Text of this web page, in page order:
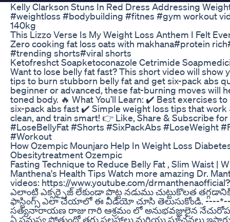
Kelly Clarkson Stuns In Red Dress Addressing
#weightloss #bodybuilding #fitnes #gym workout
140kg
This Lizzo Verse Is My Weight Loss Anthem I Felt
Zero cooking fat loss oats with makhana#protein
#trending shorts#viral shorts
Ketofreshct Soapketoconazole Cetrimide
Want to lose belly fat fast? This short video will show
tips to burn stubborn belly fat and get six-pack abs
beginner or advanced, these fat-burning moves will
toned body. 🔥 What You’ll Learn: ✔️ Best exercises
six-pack abs fast ✔️ Simple weight loss tips that work
clean, and train smart! 👉 Like, Share & Subscribe
#LoseBellyFat #Shorts #SixPackAbs #LoseWeight
#Workout
How Ozempic Mounjaro Help In Weight Loss
Obesitytreatment Ozempic
Fasting Technique to Reduce Belly Fat , Slim Waist |
Manthena's Health Tips Watch more amazing Dr.
videos: https://www.youtube.com/
ఎలాంటి ఎక్సర్సైజ్ లేకుండా పొట్ట నడుము చుట్టుకొలత
ఫాస్టింగ్స్ ఎలా చేయాలో ఈ వీడియో చూసి తెలుసుకోండి. ----
సత్యనారాయణ రాజు గారి ఆశ్రమం లో అనుభవజ్ఞులైన నేచురోపతి
ఏ సమస్య పోతుందో తగు సలహాలు మరియు సూచనలు